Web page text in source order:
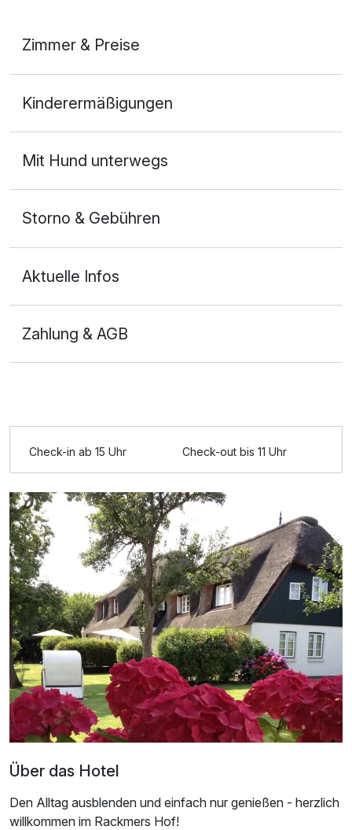
Zimmer & Preise
2 Erwachsene
Für 8 Tage p.P. ab634,00 €
Kinderermäßigungen
Mit Hund unterwegs
Storno & Gebühren
Aktuelle Infos
Zahlung & AGB
Check-in ab 15 Uhr Check-out bis 11 Uhr
Über das Hotel
Den Alltag ausblenden und einfach nur genießen - herzlich
willkommen im Rackmers Hof!